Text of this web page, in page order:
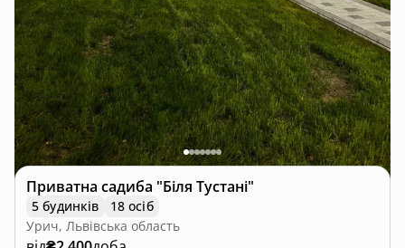
Приватна садиба "Біля Тустані"
5 будинків
18 осіб
Урич, Львівська область